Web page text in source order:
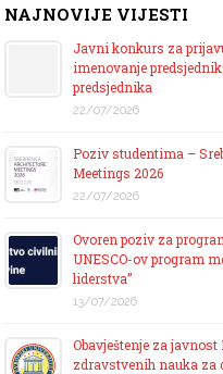
NAJNOVIJE VIJESTI
Javni konkurs za
imenovanje
predsjednika
22/07/2026
Poziv studentima –
Meetings 2026
22/07/2026
Ovoren poziv za
UNESCO-ov program
liderstva”
13/07/2026
Obavještenje za javnost
zdravstvenih nauka za